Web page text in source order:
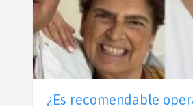
¿Es recomendable